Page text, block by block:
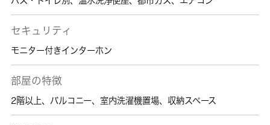
セキュリティ
モニター付きインターホン
部屋の特徴
2階以上、 バルコニー、 室内洗濯機置場、 収納スペース